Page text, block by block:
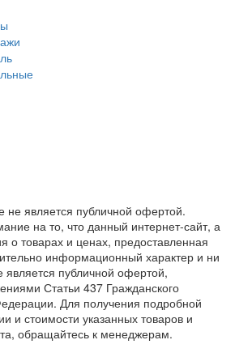
является публичной офертой.
на то, что данный интернет-сайт, а
о товарах и ценах, предоставленная
информационный характер и ни
является публичной офертой,
Статьи 437 Гражданского
Для получения подробной
и стоимости указанных товаров и
обращайтесь к менеджерам.